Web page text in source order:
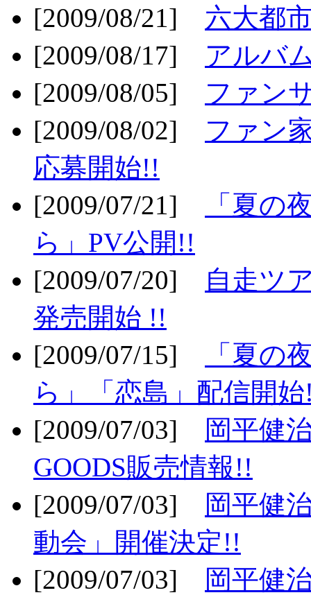
[2009/08/21] 六大都
[2009/08/17] アルバ
[2009/08/05] ファン
[2009/08/02] ファン
応募開始!!
[2009/07/21]
「夏の
ら」PV公開!!
[2009/07/20]
自走ツ
発売開始 !!
[2009/07/15]
「夏の
ら」「恋島」配信開
[2009/07/03]
岡平健
GOODS販売情報!!
[2009/07/03]
岡平健
動会」開催決定!!
[2009/07/03]
岡平健